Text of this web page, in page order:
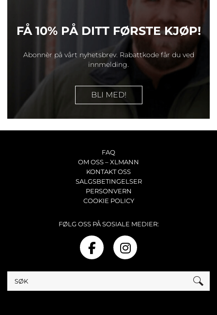
FÅ 10% PÅ DITT FØRSTE KJØP!
Abonnèr på vårt nyhetsbrev. Rabattkode får du ved
innmelding.
BLI MED!
FAQ
OM OSS – XLMANN
KONTAKT OSS
SALGSBETINGELSER
PERSONVERN
COOKIE POLICY
FØLG OSS PÅ SOSIALE MEDIER: